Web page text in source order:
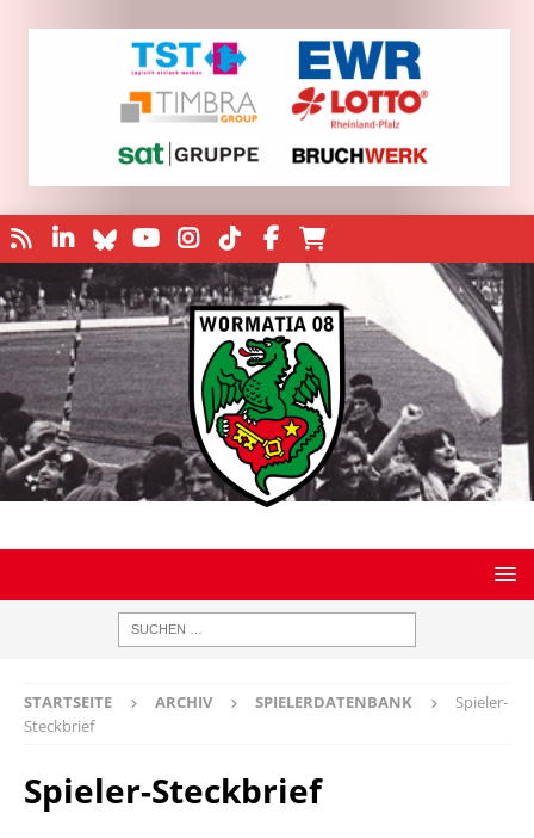
STARTSEITE ARCHIV SPIELERDATENBANK
Spieler-
Steckbrief
Spieler-Steckbrief